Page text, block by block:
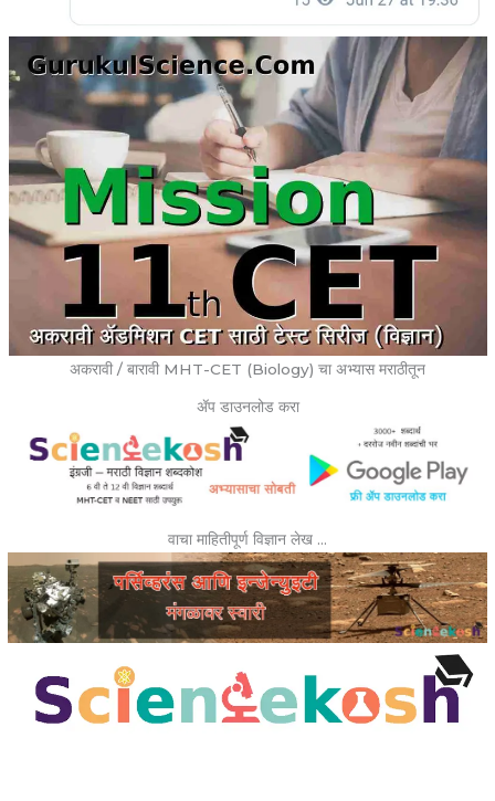
अकरावी / बारावी MHT-CET (Biology) चा अभ्यास मराठीतून
ॲप डाउनलोड करा
वाचा माहितीपूर्ण विज्ञान लेख …